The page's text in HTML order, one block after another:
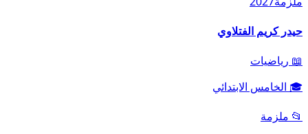
حيدر كريم الفتلاوي
📖 رياضيات
🎓 الخامس الابتدائي
📂 ملزمة